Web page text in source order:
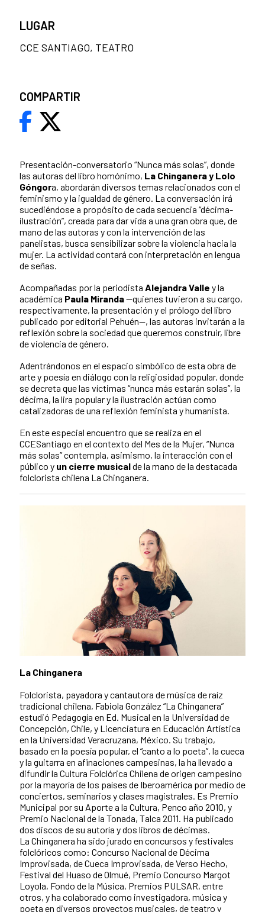
Presentación-conversatorio “Nunca más solas”, donde
las autoras del libro homónimo, La Chinganera y Lolo
Góngora, abordarán diversos temas relacionados con el
feminismo y la igualdad de género. La conversación irá
sucediéndose a propósito de cada secuencia “décima-
ilustración”, creada para dar vida a una gran obra que, de
mano de las autoras y con la intervención de las
panelistas, busca sensibilizar sobre la violencia hacia la
mujer. La actividad contará con interpretación en lengua
de señas.
Acompañadas por la periodista Alejandra Valle y la
académica Paula Miranda—quienes tuvieron a su cargo,
respectivamente, la presentación y el prólogo del libro
publicado por editorial Pehuén—, las autoras invitarán a la
reflexión sobre la sociedad que queremos construir, libre
de violencia de género.
Adentrándonos en el espacio simbólico de esta obra de
arte y poesía en diálogo con la religiosidad popular, donde
se decreta que las víctimas “nunca más estarán solas”, la
décima, la lira popular y la ilustración actúan como
catalizadoras de una reflexión feminista y humanista.
En este especial encuentro que se realiza en el
CCESantiago en el contexto del Mes de la Mujer, “Nunca
más solas” contempla, asimismo, la interacción con el
público y un cierre musicalde la mano de la destacada
folclorista chilena La Chinganera.
La Chinganera
Folclorista, payadora y cantautora de música de raíz
tradicional chilena, Fabiola González “La Chinganera”
estudió Pedagogía en Ed. Musical en la Universidad de
Concepción, Chile, y Licenciatura en Educación Artística
en la Universidad Veracruzana, México. Su trabajo,
basado en la poesía popular, el “canto a lo poeta”, la cueca
y la guitarra en afinaciones campesinas, la ha llevado a
difundir la Cultura Folclórica Chilena de origen campesino
por la mayoría de los países de Iberoamérica por medio de
conciertos, seminarios y clases magistrales. Es Premio
Municipal por su Aporte a la Cultura, Penco año 2010, y
Premio Nacional de la Tonada, Talca 2011. Ha publicado
dos discos de su autoría y dos libros de décimas.
La Chinganera ha sido jurado en concursos y festivales
folclóricos como: Concurso Nacional de Décima
Improvisada, de Cueca Improvisada, de Verso Hecho,
Festival del Huaso de Olmué, Premio Concurso Margot
Loyola, Fondo de la Música, Premios PULSAR, entre
otros, y ha colaborado como investigadora, música y
poeta en diversos proyectos musicales, de teatro y
LUGAR
CCE SANTIAGO, TEATRO
COMPARTIR